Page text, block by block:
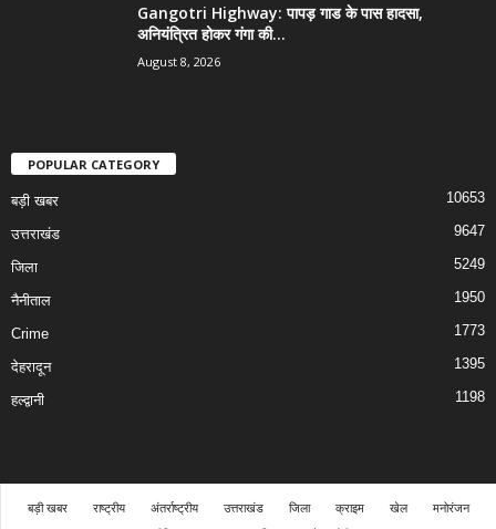
Gangotri Highway: पापड़ गाड के पास हादसा,
अनियंत्रित होकर गंगा की...
August 8, 2026
POPULAR CATEGORY
बड़ी खबर 10653
उत्तराखंड 9647
जिला 5249
नैनीताल 1950
Crime 1773
देहरादून 1395
हल्द्वानी 1198
बड़ी खबर राष्ट्रीय अंतर्राष्ट्रीय उत्तराखंड जिला क्राइम खेल
मनोरंजन